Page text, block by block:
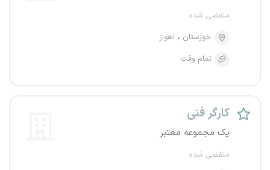
منقضی شده
خوزستان
اهواز
تمام وقت
کارگر فنی
یک مجموعه معتبر
منقضی شده